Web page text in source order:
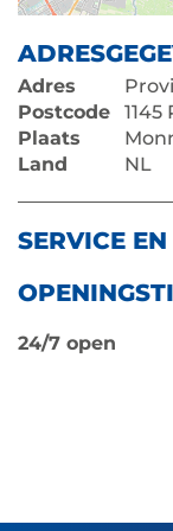
Adres
Postcode
1145
Plaats
Land
NL
SERVICE
24/7 open